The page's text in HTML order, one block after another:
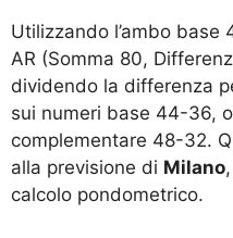
Utilizzando l’ambo base
AR (Somma 80,
dividendo la differenza
sui numeri base 44-36,
complementare 48-32.
alla previsione di Milano
calcolo pondometrico.